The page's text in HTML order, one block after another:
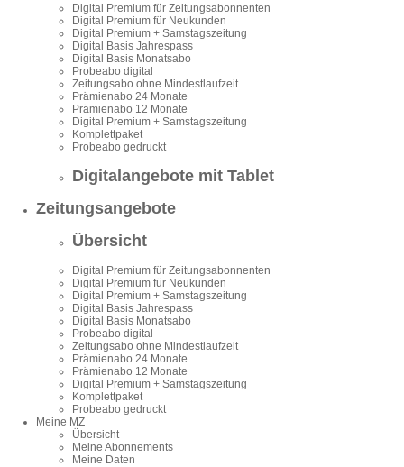
Digital Premium für Zeitungsabonnenten
Digital Premium für Neukunden
Digital Premium + Samstagszeitung
Digital Basis Jahrespass
Digital Basis Monatsabo
Probeabo digital
Zeitungsabo ohne Mindestlaufzeit
Prämienabo 24 Monate
Prämienabo 12 Monate
Digital Premium + Samstagszeitung
Komplettpaket
Probeabo gedruckt
Digitalangebote mit Tablet
Zeitungsangebote
Übersicht
Digital Premium für Zeitungsabonnenten
Digital Premium für Neukunden
Digital Premium + Samstagszeitung
Digital Basis Jahrespass
Digital Basis Monatsabo
Probeabo digital
Zeitungsabo ohne Mindestlaufzeit
Prämienabo 24 Monate
Prämienabo 12 Monate
Digital Premium + Samstagszeitung
Komplettpaket
Probeabo gedruckt
Meine MZ
Übersicht
Meine Abonnements
Meine Daten